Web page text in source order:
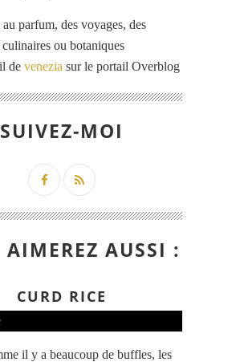
parfum, des voyages, des
ou botaniques
de venezia sur le portail Overblog
SUIVEZ-MOI
AIMEREZ AUSSI :
CURD RICE
il y a beaucoup de buffles, les